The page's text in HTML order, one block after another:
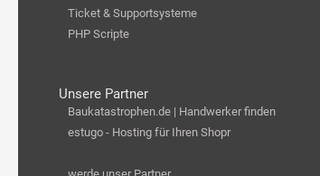
Ticket & Supportsysteme
PHP Scripte
Unsere Partner
Baukatastrophen.de | Handwerker finden
estugo - Hosting für Ihren Shopr